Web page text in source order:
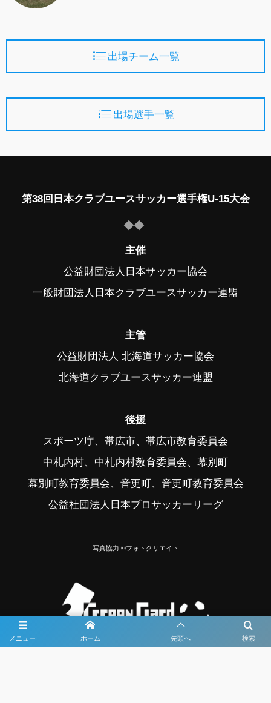
出場チーム一覧
出場選手一覧
メニュー 検索
ホーム 先頭へ
第38回日本クラブユースサッカー選手権U-15大会
主催
公益財団法人日本サッカー協会
一般財団法人日本クラブユースサッカー連盟
主管
公益財団法人 北海道サッカー協会
北海道クラブユースサッカー連盟
後援
スポーツ庁、帯広市、帯広市教育委員会
中札内村、中札内村教育委員会、幕別町
幕別町教育委員会、音更町、音更町教育委員会
公益社団法人日本プロサッカーリーグ
写真協力 ©フォトクリエイト